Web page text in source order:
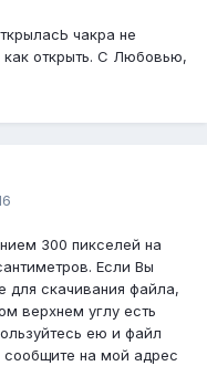
чакра не
открыть. С Любовью,
300 пикселей на
Если Вы
для скачивания файла,
верхнем углу есть
ею и файл
на мой адрес